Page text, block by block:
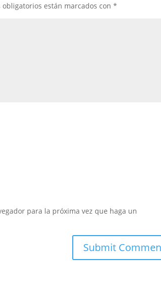
obligatorios están marcados con*
para la próxima vez que haga un